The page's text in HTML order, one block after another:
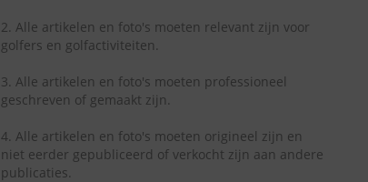
2. Alle artikelen en foto's moeten relevant zijn voor
golfers en golfactiviteiten.
3. Alle artikelen en foto's moeten professioneel
geschreven of gemaakt zijn.
4. Alle artikelen en foto's moeten origineel zijn en
niet eerder gepubliceerd of verkocht zijn aan andere
publicaties.